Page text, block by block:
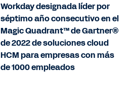
Workday designada líder por
séptimo año consecutivo en el
Magic Quadrant™ de Gartner®
de 2022 de soluciones cloud
HCM para empresas con más
de 1000 empleados